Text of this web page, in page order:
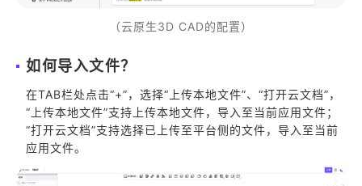
（云原生3D CAD的配置）
如何导入文件？
在TAB栏处点击“+”，选择“上传本地文件”、“打开云文档”，
“上传本地文件”支持上传本地文件，导入至当前应用文件；
“打开云文档”支持选择已上传至平台侧的文件，导入至当前
应用文件。